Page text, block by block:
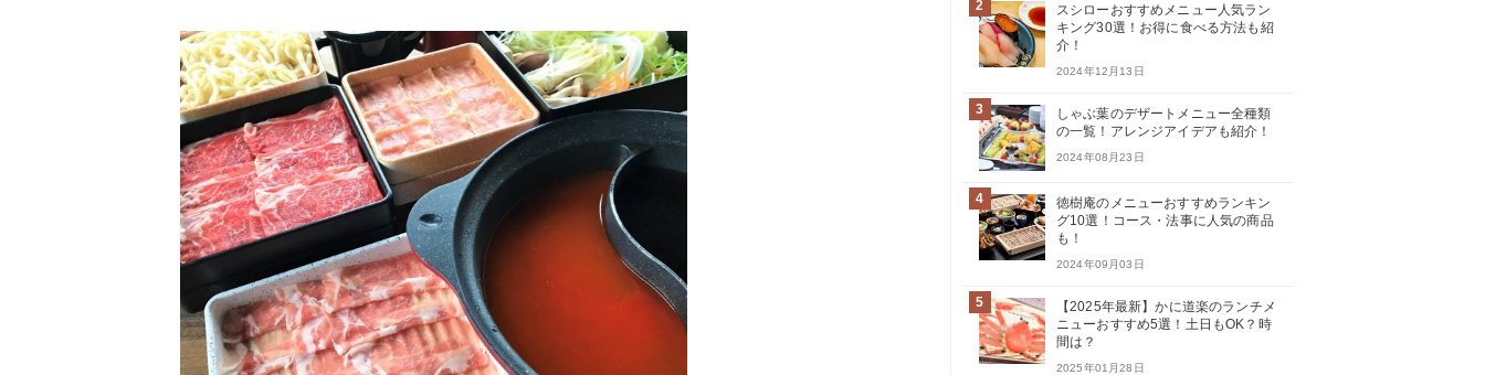
2
スシローおすすめメニュー人気ラン
キング30選！お得に食べる方法も紹
介！
2024年12月13日
3
しゃぶ葉のデザートメニュー全種類
の一覧！アレンジアイデアも紹介！
2024年08月23日
4
徳樹庵のメニューおすすめランキン
グ10選！コース・法事に人気の商品
も！
2024年09月03日
5
【2025年最新】かに道楽のランチメ
ニューおすすめ5選！土日もOK？時
間は？
2025年01月28日